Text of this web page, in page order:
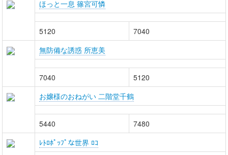
ほっと一息 篠宮可憐
5120
7040
無防備な誘惑 所恵美
7040
5120
お嬢様のおねがい 二階堂千鶴
5440
7480
ﾚﾄﾛﾎﾟｯﾌﾟな世界 ﾛｺ